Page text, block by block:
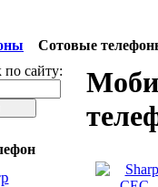
Сотовые
сайту: